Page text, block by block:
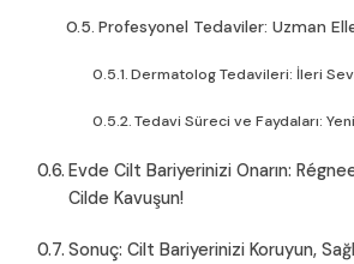
Profesyonel Tedaviler: Uzman
Dermatolog Tedavileri: İleri
Tedavi Süreci ve Faydaları:
Evde Cilt Bariyerinizi Onarın:
Cilde Kavuşun!
Sonuç: Cilt Bariyerinizi Koruyun,